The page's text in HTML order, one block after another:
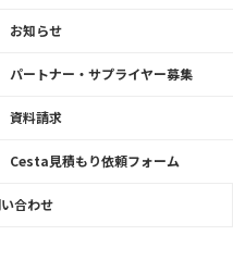
お知らせ
パートナー・サプライヤー募集
資料請求
Cesta見積もり依頼フォーム
合わせ